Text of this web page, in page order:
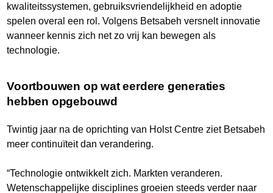
kwaliteitssystemen, gebruiksvriendelijkheid en adoptie
spelen overal een rol. Volgens Betsabeh versnelt innovatie
wanneer kennis zich net zo vrij kan bewegen als
technologie.
Voortbouwen op wat eerdere generaties
hebben opgebouwd
Twintig jaar na de oprichting van Holst Centre ziet Betsabeh
meer continuïteit dan verandering.
“Technologie ontwikkelt zich. Markten veranderen.
Wetenschappelijke disciplines groeien steeds verder naar